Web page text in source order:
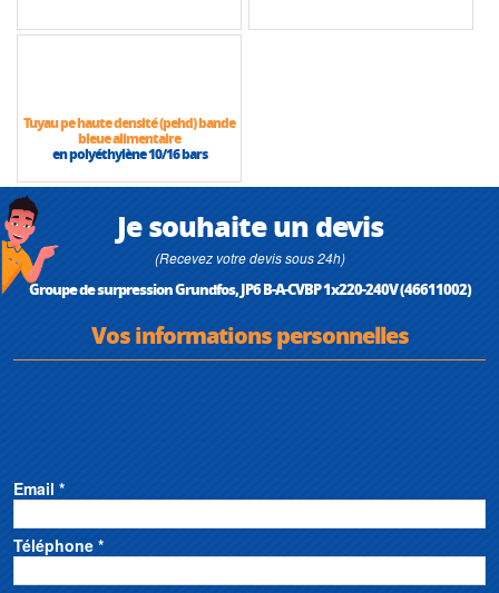
Tuyau pe haute densité (pehd) bande
bleue alimentaire
en polyéthylène 10/16 bars
Je souhaite un devis
(Recevez votre devis sous 24h)
Groupe de surpression Grundfos, JP6 B-A-CVBP 1x220-240V (46611002)
Vos informations personnelles
Email *
Téléphone *